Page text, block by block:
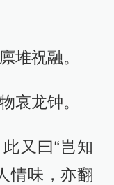
堆祝融。
哀龙钟。
又曰“岂知
情味，亦翻